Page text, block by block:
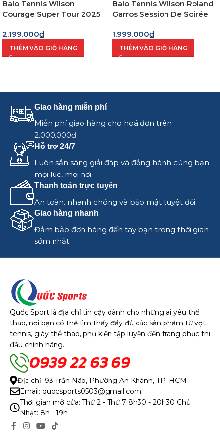
Balo Tennis Wilson
Courage Super Tour 2025
2.199.000₫
THÊM VÀO GIỎ HÀNG
Balo Tennis Wilson Roland
Garros Session De Soirée
1.999.000₫
THÊM VÀO GIỎ HÀNG
Giao hàng miễn phí
Miễn phí giao hàng cho hoá đơn trên
2.000.000đ
Hỗ trợ 24/7
Luôn sẵn sàng giải đáp và đồng hành cùng bạn
mọi lúc, mọi nơi.
Thanh toán trực tuyến
An toàn, nhanh chóng và bảo mật tuyệt đối.
Giao hàng nhanh
Đảm bảo đơn hàng đến tay bạn trong thời gian
sớm nhất.
Quốc Sport là địa chỉ tin cậy dành cho những ai yêu thể
thao, nơi bạn có thể tìm thấy đầy đủ các sản phẩm từ vợt
tennis, giày thể thao, phụ kiện tập luyện đến trang phục thi
đấu chính hãng.
0939 22 63 69
Địa chỉ: 93 Trần Não, Phường An Khánh, TP. HCM
Email: quocsports0503@gmail.com
Thời gian mở cửa: Thứ 2 - Thứ 7 8h30 - 20h30 Chủ
Nhật: 8h - 19h